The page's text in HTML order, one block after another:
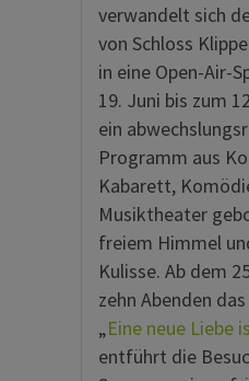
verwandelt sich
von Schloss
in eine Open-Air-
19. Juni bis zum
ein
Programm aus
Kabarett,
Musiktheater
freiem Himmel
Kulisse. Ab dem
zehn Abenden
„Eine neue Liebe
entführt die